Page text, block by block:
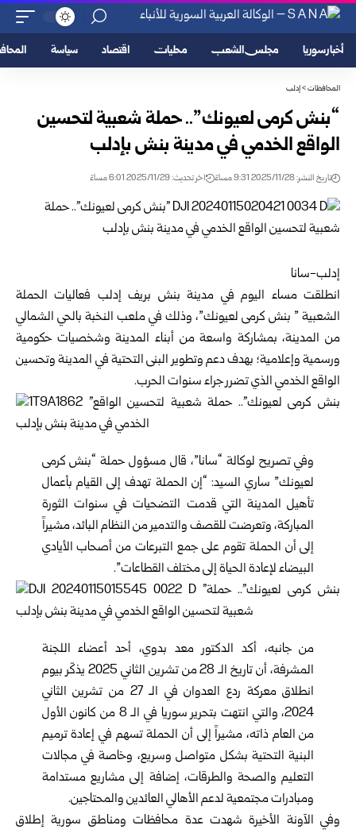
أخبار سوريا مجلس الشعب محليات اقتصاد سياسة
المحافظات>إدلب
“بنش كرمى لعيونك”.. حملة شعبية لتحسين
الواقع الخدمي في مدينة بنش بإدلب
تاريخ النشر: 2025/11/28 9:31 مساءً اخر تحديث: 2025/11/29 6:01 مساءً
إدلب-سانا
انطلقت مساء اليوم في مدينة بنش بريف إدلب فعاليات الحملة
الشعبية ” بنش كرمى لعيونك”، وذلك في ملعب النخبة بالحي الشمالي
من المدينة، بمشاركة واسعة من أبناء المدينة وشخصيات حكومية
ورسمية وإعلامية؛ بهدف دعم وتطوير البنى التحتية في المدينة وتحسين
الواقع الخدمي الذي تضرر جراء سنوات الحرب.
وفي تصريح لوكالة “سانا”، قال مسؤول حملة “بنش كرمى
لعيونك” ساري السيد: “إن الحملة تهدف إلى القيام بأعمال
تأهيل المدينة التي قدمت التضحيات في سنوات الثورة
المباركة، وتعرضت للقصف والتدمير من النظام البائد، مشيراً
إلى أن الحملة تقوم على جمع التبرعات من أصحاب الأيادي
البيضاء لإعادة الحياة إلى مختلف القطاعات”.
من جانبه، أكد الدكتور معد بدوي، أحد أعضاء اللجنة
المشرفة، أن تاريخ الـ 28 من تشرين الثاني 2025 يذكّر بيوم
انطلاق معركة ردع العدوان في الـ 27 من تشرين الثاني
2024، والتي انتهت بتحرير سوريا في الـ 8 من كانون الأول
من العام ذاته، مشيراً إلى أن الحملة تسهم في إعادة ترميم
البنية التحتية بشكل متواصل وسريع، وخاصة في مجالات
التعليم والصحة والطرقات، إضافة إلى مشاريع مستدامة
ومبادرات مجتمعية لدعم الأهالي العائدين والمحتاجين.
وفي الآونة الأخيرة شهدت عدة محافظات ومناطق سورية إطلاق